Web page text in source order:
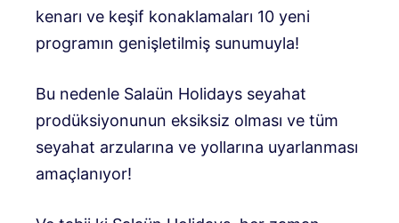
kenarı ve keşif konaklamaları 10 yeni
programın genişletilmiş sunumuyla!
Bu nedenle Salaün Holidays seyahat
prodüksiyonunun eksiksiz olması ve tüm
seyahat arzularına ve yollarına uyarlanması
amaçlanıyor!